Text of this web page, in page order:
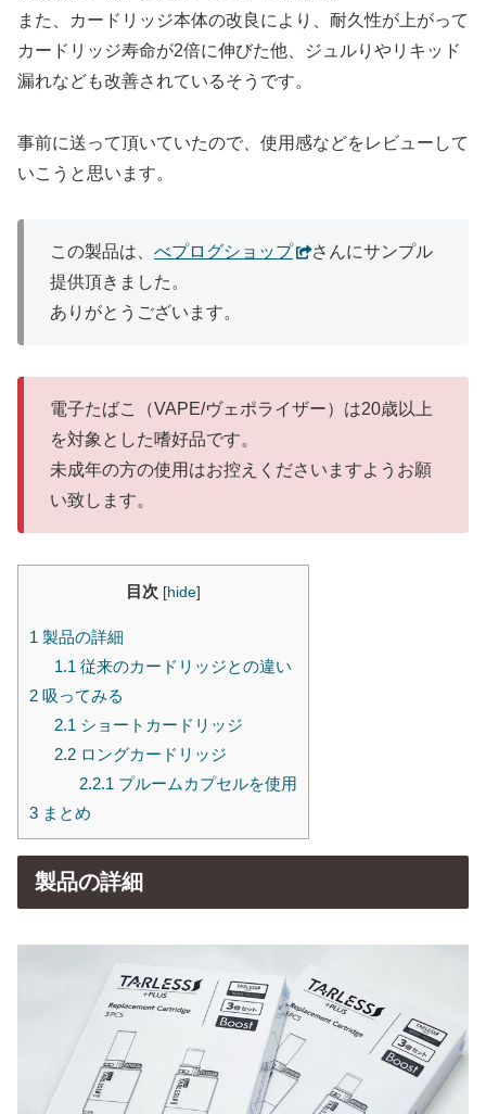
また、カードリッジ本体の改良により、耐久性が上がって
カードリッジ寿命が2倍に伸びた他、ジュルりやリキッド
漏れなども改善されているそうです。
事前に送って頂いていたので、使用感などをレビューして
いこうと思います。
この製品は、 べプログショップ
さんにサンプル
提供頂きました。
ありがとうございます。
電子たばこ（VAPE/ヴェポライザー）は20歳以上
を対象とした嗜好品です。
未成年の方の使用はお控えくださいますようお願
い致します。
目次 [hide]
1 製品の詳細
1.1 従来のカードリッジとの違い
2 吸ってみる
2.1 ショートカードリッジ
2.2ロングカードリッジ
2.2.1 プルームカプセルを使用
3 まとめ
製品の詳細